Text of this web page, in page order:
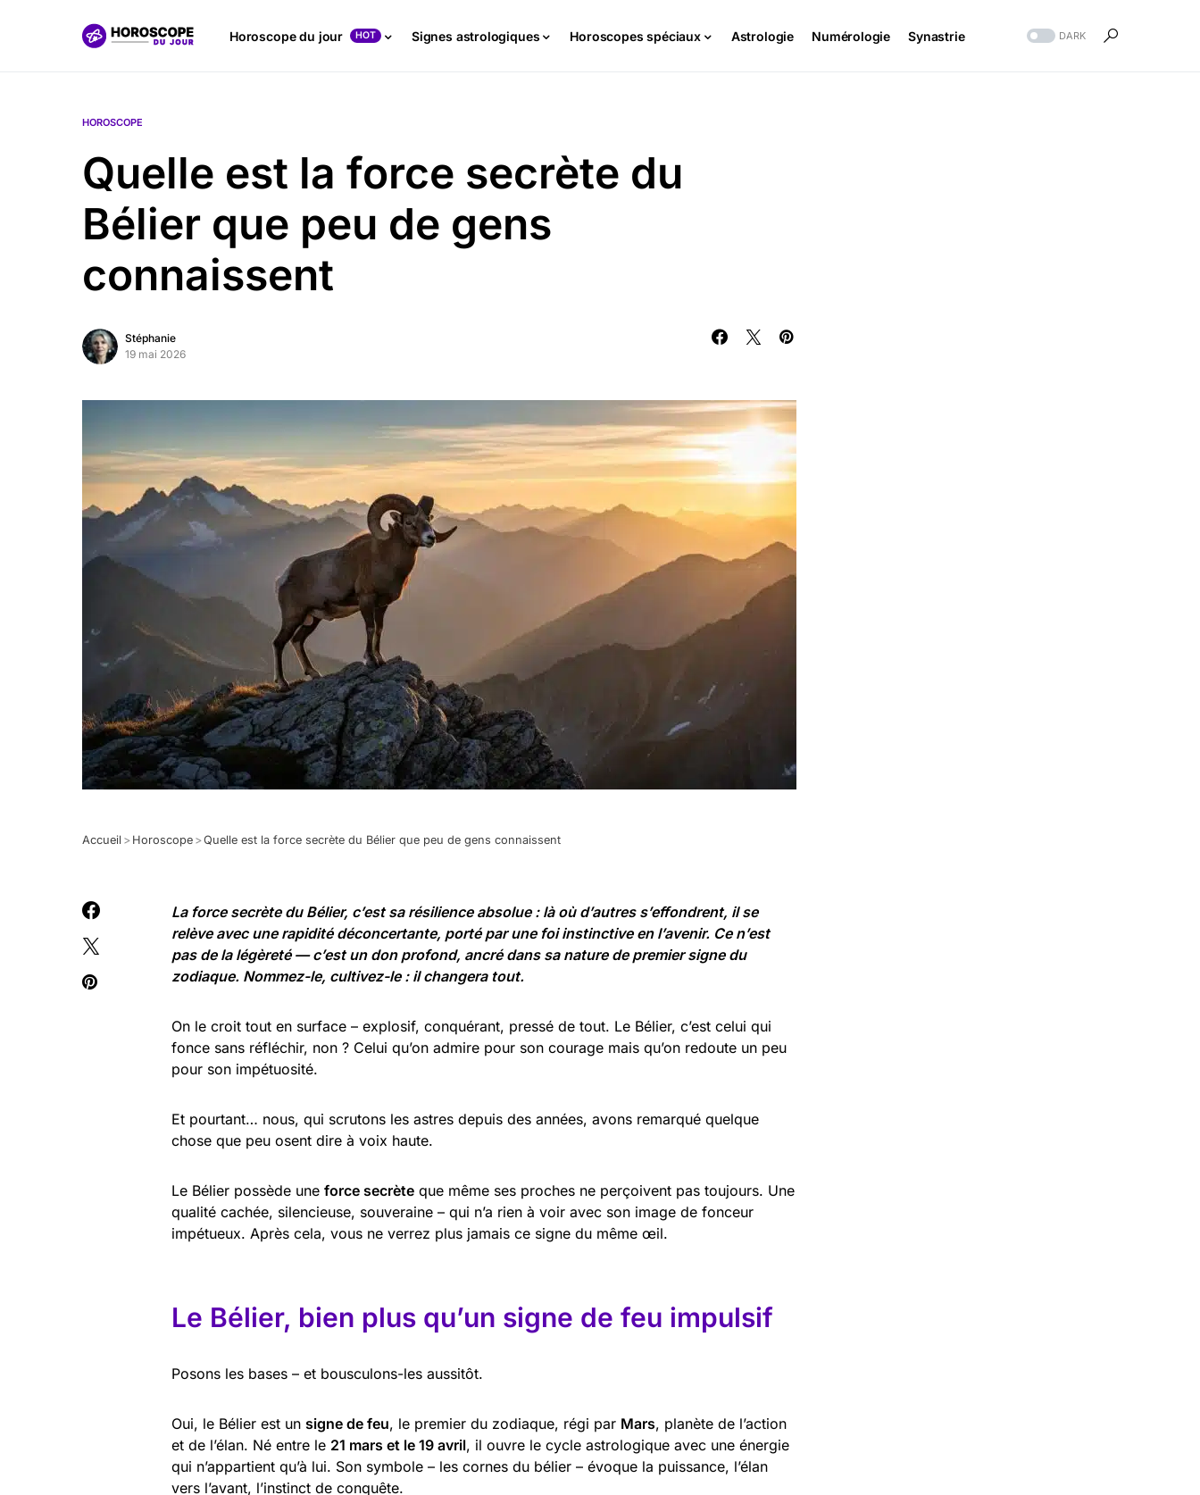
Horoscope du jour HOT Signes astrologiques Horoscopes spéciaux Astrologie Numérologie Synastrie DARK
HOROSCOPE
Quelle est la force secrète du
Bélier que peu de gens
connaissent
Stéphanie
19 mai 2026
Accueil > Horoscope >Quelle est la force secrète du Bélier que peu de gens connaissent
La force secrète du Bélier, c’est sa résilience absolue : là où d’autres s’effondrent, il se
relève avec une rapidité déconcertante, porté par une foi instinctive en l’avenir. Ce n’est
pas de la légèreté — c’est un don profond, ancré dans sa nature de premier signe du
zodiaque. Nommez-le, cultivez-le : il changera tout.
On le croit tout en surface – explosif, conquérant, pressé de tout. Le Bélier, c’est celui qui
fonce sans réfléchir, non ? Celui qu’on admire pour son courage mais qu’on redoute un peu
pour son impétuosité.
Et pourtant… nous, qui scrutons les astres depuis des années, avons remarqué quelque
chose que peu osent dire à voix haute.
Le Bélier possède une force secrète que même ses proches ne perçoivent pas toujours. Une
qualité cachée, silencieuse, souveraine – qui n’a rien à voir avec son image de fonceur
impétueux. Après cela, vous ne verrez plus jamais ce signe du même œil.
Le Bélier, bien plus qu’un signe de feu impulsif
Posons les bases – et bousculons-les aussitôt.
Oui, le Bélier est un signe de feu, le premier du zodiaque, régi par Mars, planète de l’action
et de l’élan. Né entre le 21 mars et le 19 avril, il ouvre le cycle astrologique avec une énergie
qui n’appartient qu’à lui. Son symbole – les cornes du bélier – évoque la puissance, l’élan
vers l’avant, l’instinct de conquête.